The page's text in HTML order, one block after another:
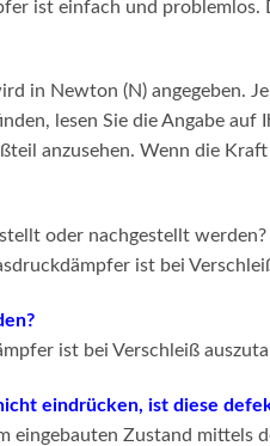
ist einfach und
in Newton (N) angegeben.
lesen Sie die Angabe
anzusehen. Wenn die
oder nachgestellt werden?
ist bei
ist bei Verschleiß
eindrücken, ist diese
eingebauten Zustand